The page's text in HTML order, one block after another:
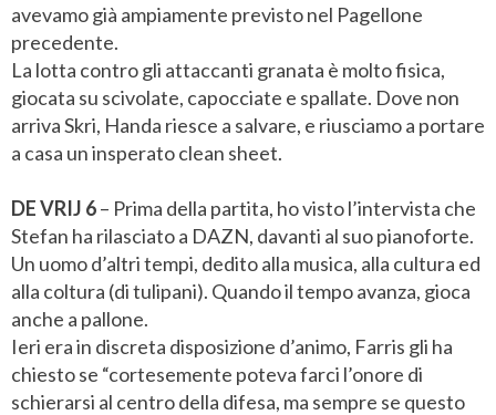
avevamo già ampiamente previsto nel Pagellone
precedente.
La lotta contro gli attaccanti granata è molto fisica,
giocata su scivolate, capocciate e spallate. Dove non
arriva Skri, Handa riesce a salvare, e riusciamo a portare
a casa un insperato clean sheet.
DE VRIJ 6– Prima della partita, ho visto l’intervista che
Stefan ha rilasciato a DAZN, davanti al suo pianoforte.
Un uomo d’altri tempi, dedito alla musica, alla cultura ed
alla coltura (di tulipani). Quando il tempo avanza, gioca
anche a pallone.
Ieri era in discreta disposizione d’animo, Farris gli ha
chiesto se “cortesemente poteva farci l’onore di
schierarsi al centro della difesa, ma sempre se questo